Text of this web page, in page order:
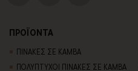
ΠΡΟΪΟΝΤΑ
ΠΙΝΑΚΕΣ ΣΕ ΚΑΜΒΑ
ΠΟΛΥΠΤΥΧΟΙ ΠΙΝΑΚΕΣ ΣΕ ΚΑΜΒΑ